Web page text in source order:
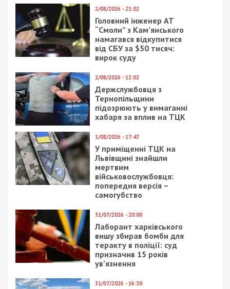
2/08/2026 - 21:02
Головний інженер АТ
“Смоли” з Кам’янського
намагався відкупитися
від СБУ за $50 тисяч:
вирок суду
2/08/2026 - 12:02
Держслужбовця з
Тернопільщини
підозрюють у вимаганні
хабаря за вплив на ТЦК
1/08/2026 - 17:47
У приміщенні ТЦК на
Львівщині знайшли
мертвим
військовослужбовця:
попередня версія –
самогубство
31/07/2026 - 20:00
Лаборант харківського
вишу збирав бомби для
теракту в поліції: суд
призначив 15 років
ув’язнення
31/07/2026 - 16:30